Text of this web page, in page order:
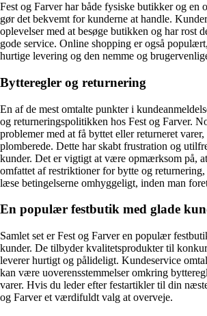
Fest og Farver har både fysiske butikker og en
gør det bekvemt for kunderne at handle.
oplevelser med at besøge butikken og har rost
gode service. Online shopping er også
hurtige levering og den nemme og
Bytteregler og returnering
En af de mest omtalte punkter i
og returneringspolitikken hos Fest og Farver.
problemer med at få byttet eller returneret
plomberede. Dette har skabt frustration og
kunder. Det er vigtigt at være opmærksom på,
omfattet af restriktioner for bytte og returnering,
læse betingelserne omhyggeligt, inden man
En populær festbutik med glade
Samlet set er Fest og Farver en populær
kunder. De tilbyder kvalitetsprodukter til
leverer hurtigt og pålideligt. Kundeservice
kan være uoverensstemmelser omkring
varer. Hvis du leder efter festartikler til din
og Farver et værdifuldt valg at overveje.